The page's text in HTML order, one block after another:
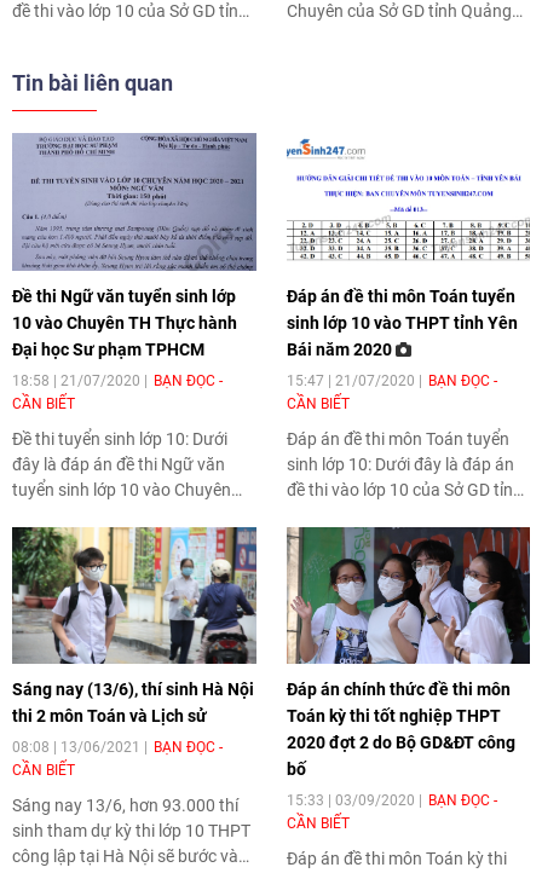
đề thi vào lớp 10 của Sở GD tỉnh
Chuyên của Sở GD tỉnh Quảng
Tin bài liên quan
Đề thi Ngữ văn tuyển sinh lớp
10 vào Chuyên TH Thực hành
Đại học Sư phạm TPHCM
18:58 | 21/07/2020
BẠN ĐỌC -
CẦN BIẾT
Đề thi tuyển sinh lớp 10: Dưới
đây là đáp án đề thi Ngữ văn
tuyển sinh lớp 10 vào Chuyên
TP.HCM năm học 2020 - 2021.
Đáp án đề thi môn Toán tuyển
sinh lớp 10 vào THPT tỉnh Yên
Bái năm 2020
15:47 | 21/07/2020
BẠN ĐỌC -
CẦN BIẾT
Đáp án đề thi môn Toán tuyển
sinh lớp 10: Dưới đây là đáp án
đề thi vào lớp 10 của Sở GD tỉnh
Sáng nay (13/6), thí sinh Hà Nội
thi 2 môn Toán và Lịch sử
08:08 | 13/06/2021
BẠN ĐỌC -
CẦN BIẾT
Sáng nay 13/6, hơn 93.000 thí
sinh tham dự kỳ thi lớp 10 THPT
công lập tại Hà Nội sẽ bước vào
Đáp án chính thức đề thi môn
Toán kỳ thi tốt nghiệp THPT
2020 đợt 2 do Bộ GD&ĐT công
bố
15:33 | 03/09/2020
BẠN ĐỌC -
CẦN BIẾT
Đáp án đề thi môn Toán kỳ thi